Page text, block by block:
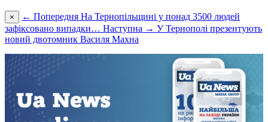
× ← Попередня На Тернопільщині у понад 3500 людей
зафіксовано випадки… Наступна → У Тернополі презентують
новий двотомник Василя Махна